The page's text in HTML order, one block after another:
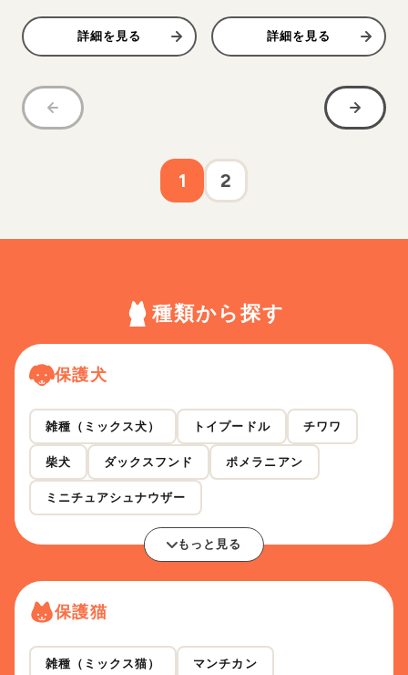
詳細を見る 詳細を見る
1 2
種類から探す
保護犬
雑種（ミックス犬） トイプードル チワワ
柴犬 ダックスフンド ポメラニアン
ミニチュアシュナウザー
もっと見る
保護猫
雑種（ミックス猫） マンチカン